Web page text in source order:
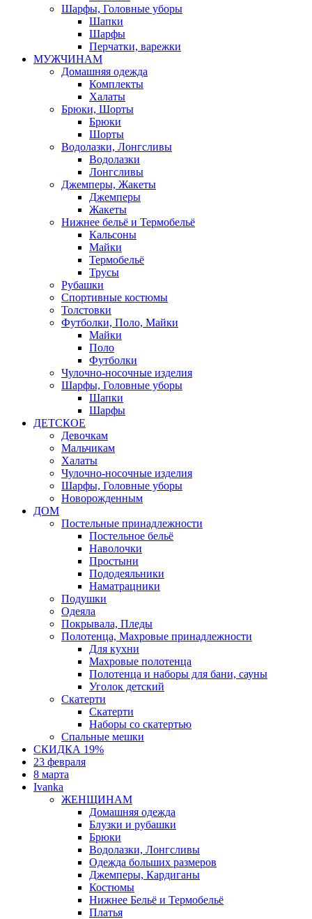
Шарфы, Головные уборы
Шапки
Шарфы
Перчатки, варежки
МУЖЧИНАМ
Домашняя одежда
Комплекты
Халаты
Брюки, Шорты
Брюки
Шорты
Водолазки, Лонгсливы
Водолазки
Лонгсливы
Джемперы, Жакеты
Джемперы
Жакеты
Нижнее бельё и Термобельё
Кальсоны
Майки
Термобельё
Трусы
Рубашки
Спортивные костюмы
Толстовки
Футболки, Поло, Майки
Майки
Поло
Футболки
Чулочно-носочные изделия
Шарфы, Головные уборы
Шапки
Шарфы
ДЕТСКОЕ
Девочкам
Мальчикам
Халаты
Чулочно-носочные изделия
Шарфы, Головные уборы
Новорожденным
ДОМ
Постельные принадлежности
Постельное бельё
Наволочки
Простыни
Пододеяльники
Наматрацники
Подушки
Одеяла
Покрывала, Пледы
Полотенца, Махровые принадлежности
Для кухни
Махровые полотенца
Полотенца и наборы для бани, сауны
Уголок детский
Скатерти
Скатерти
Наборы со скатертью
Спальные мешки
СКИДКА 19%
23 февраля
8 марта
Ivanka
ЖЕНЩИНАМ
Домашняя одежда
Блузки и рубашки
Брюки
Водолазки, Лонгсливы
Одежда больших размеров
Джемперы, Кардиганы
Костюмы
Нижнее Бельё и Термобельё
Платья